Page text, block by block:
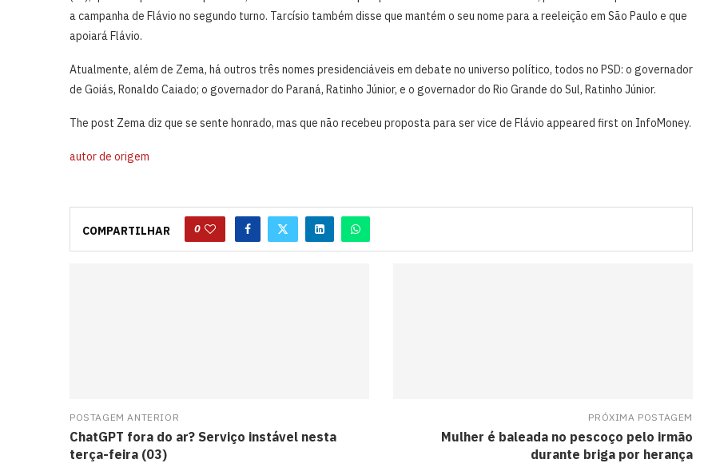
a campanha de Flávio no segundo turno. Tarcísio também disse que mantém o seu nome para a reeleição em São Paulo e que
apoiará Flávio.
Atualmente, além de Zema, há outros três nomes presidenciáveis em debate no universo político, todos no PSD: o governador
de Goiás, Ronaldo Caiado; o governador do Paraná, Ratinho Júnior, e o governador do Rio Grande do Sul, Ratinho Júnior.
The post Zema diz que se sente honrado, mas que não recebeu proposta para ser vice de Flávio appeared first on InfoMoney.
autor de origem
COMPARTILHAR 0
POSTAGEM ANTERIOR
ChatGPT fora do ar? Serviço instável nesta
terça-feira (03)
PRÓXIMA POSTAGEM
Mulher é baleada no pescoço pelo irmão
durante briga por herança